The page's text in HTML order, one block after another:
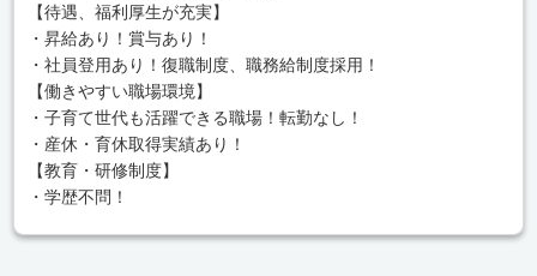
【待遇、福利厚生が充実】
・昇給あり！賞与あり！
・社員登用あり！復職制度、職務給制度採用！
【働きやすい職場環境】
・子育て世代も活躍できる職場！転勤なし！
・産休・育休取得実績あり！
【教育・研修制度】
・学歴不問！